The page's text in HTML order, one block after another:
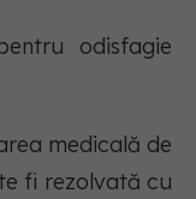
odisfagie
medicală de
fi rezolvată cu